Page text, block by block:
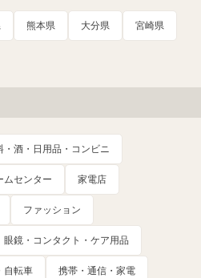
熊本県 大分県 宮崎県
・酒・日用品・コンビニ
ムセンター 家電店
ファッション
眼鏡・コンタクト・ケア用品
自転車 携帯・通信・家電